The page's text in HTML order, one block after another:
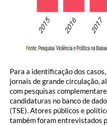
Para a identificação dos
jornais de grande circulação,
com pesquisas
candidaturas no banco de
(TSE). Atores públicos e
também foram entrevistados